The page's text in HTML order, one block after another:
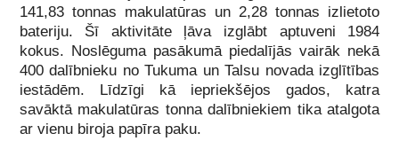
141,83 tonnas makulatūras un 2,28 tonnas izlietoto
bateriju. Šī aktivitāte ļāva izglābt aptuveni 1984
kokus. Noslēguma pasākumā piedalījās vairāk nekā
400 dalībnieku no Tukuma un Talsu novada izglītības
iestādēm. Līdzīgi kā iepriekšējos gados, katra
savāktā makulatūras tonna dalībniekiem tika atalgota
ar vienu biroja papīra paku.